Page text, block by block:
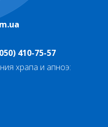
410-75-57
храпа и апноэ: